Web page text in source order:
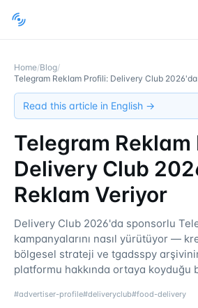
Home/Blog/
Telegram Reklam Profili: Delivery Club 2026'da
Read this article in English →
Telegram Reklam
Delivery Club
Reklam Veriyor
Delivery Club 2026'da sponsorlu
kampanyalarını nasıl yürütüyor —
bölgesel strateji ve tgadsspy
platformu hakkında ortaya koyduğu
#advertiser-profile#deliveryclub#food-delivery